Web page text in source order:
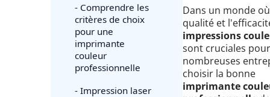
- Comprendre les
critères de choix
pour une
imprimante
couleur
professionnelle
- Impression laser
Dans un monde
qualité et
impressions
sont cruciales
nombreuses
choisir la bonne
imprimante